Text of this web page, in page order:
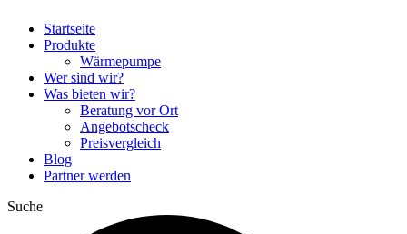
Startseite
Produkte
Wärmepumpe
Wer sind wir?
Was bieten wir?
Beratung vor Ort
Angebotscheck
Preisvergleich
Blog
Partner werden
Suche